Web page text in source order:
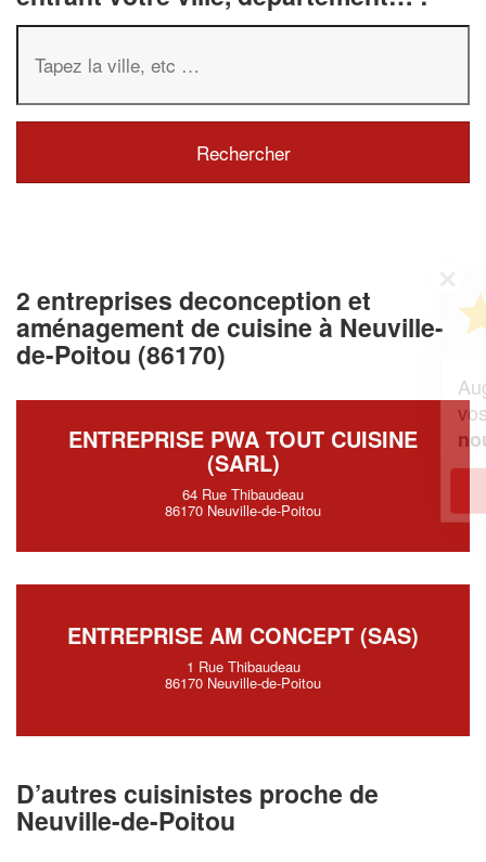
2 entreprises deconception et
aménagement de cuisine à Neuville-
de-Poitou (86170)
ENTREPRISE PWA TOUT CUISINE
(SARL)
64 Rue Thibaudeau
86170 Neuville-de-Poitou
ENTREPRISE AM CONCEPT (SAS)
1 Rue Thibaudeau
86170 Neuville-de-Poitou
D’autres cuisinistes proche de
Neuville-de-Poitou
Vous êtes un
professionnel ?
et
nouveaux clients!
En savoir plus